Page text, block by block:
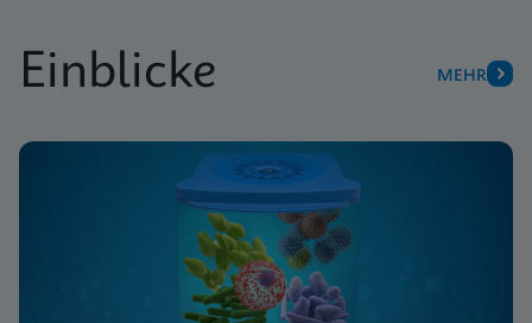
Einblicke MEHR